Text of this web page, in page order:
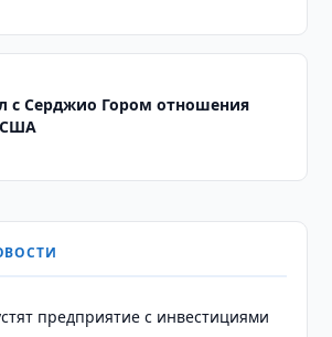
с Серджио Гором отношения
США
предприятие с инвестициями